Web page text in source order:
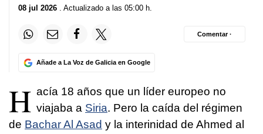
08 jul 2026 . Actualizado a las 05:00 h.
Añade a La Voz de Galicia en Google
Comentar ·
H acía 18 años que un líder europeo no
viajaba a Siria. Pero la caída del régimen
de Bachar Al Asad y la interinidad de Ahmed al